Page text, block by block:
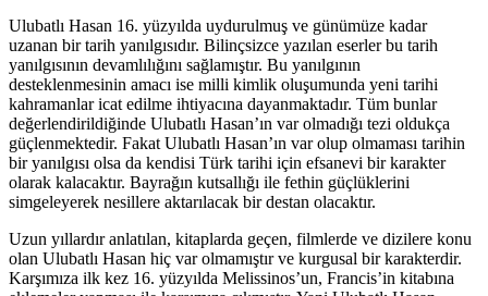
Ulubatlı Hasan 16. yüzyılda uydurulmuş ve günümüze kadar
uzanan bir tarih yanılgısıdır. Bilinçsizce yazılan eserler bu tarih
yanılgısının devamlılığını sağlamıştır. Bu yanılgının
desteklenmesinin amacı ise milli kimlik oluşumunda yeni tarihi
kahramanlar icat edilme ihtiyacına dayanmaktadır. Tüm bunlar
değerlendirildiğinde Ulubatlı Hasan’ın var olmadığı tezi oldukça
güçlenmektedir. Fakat Ulubatlı Hasan’ın var olup olmaması tarihin
bir yanılgısı olsa da kendisi Türk tarihi için efsanevi bir karakter
olarak kalacaktır. Bayrağın kutsallığı ile fethin güçlüklerini
simgeleyerek nesillere aktarılacak bir destan olacaktır.
Uzun yıllardır anlatılan, kitaplarda geçen, filmlerde ve dizilere konu
olan Ulubatlı Hasan hiç var olmamıştır ve kurgusal bir karakterdir.
Karşımıza ilk kez 16. yüzyılda Melissinos’un, Francis’in kitabına